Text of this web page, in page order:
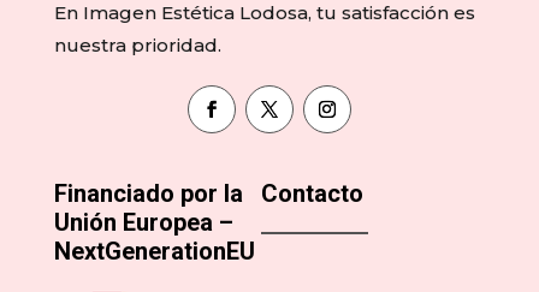
En Imagen Estética Lodosa, tu satisfacción es
nuestra prioridad.
Financiado por la
Unión Europea –
NextGenerationEU
Contacto